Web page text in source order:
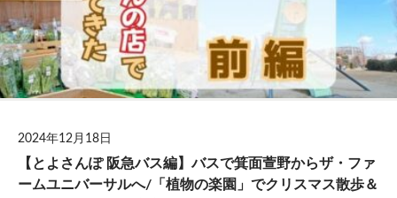
2024年12月18日
【とよさんぽ 阪急バス編】バスで箕面萱野からザ・ファ
ームユニバーサルへ/「植物の楽園」でクリスマス散歩＆